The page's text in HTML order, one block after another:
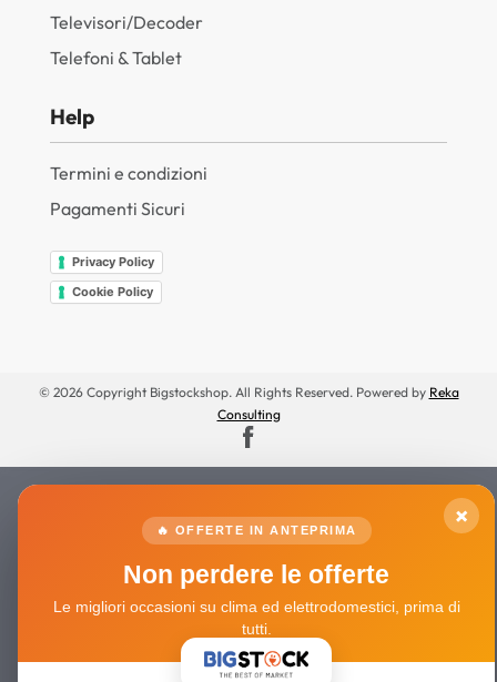
Televisori/Decoder
Telefoni & Tablet
Help
Termini e condizioni
Pagamenti Sicuri
Privacy Policy
Cookie Policy
© 2026 Copyright Bigstockshop. All Rights Reserved. Powered by Reka
Consulting
×
🔥 OFFERTE IN ANTEPRIMA
Non perdere le offerte
Le migliori occasioni su clima ed elettrodomestici, prima di
tutti.